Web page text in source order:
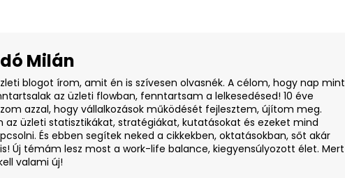
Milán
blogot írom, amit én is szívesen olvasnék. A célom, hogy nap mint
az üzleti flowban, fenntartsam a lelkesedésed! 10 éve
azzal, hogy vállalkozások működését fejlesztem, újítom meg.
az üzleti statisztikákat, stratégiákat, kutatásokat és ezeket mind
És ebben segítek neked a cikkekben, oktatásokban, sőt akár
Új témám lesz most a work-life balance, kiegyensúlyozott élet. Mert
valami új!